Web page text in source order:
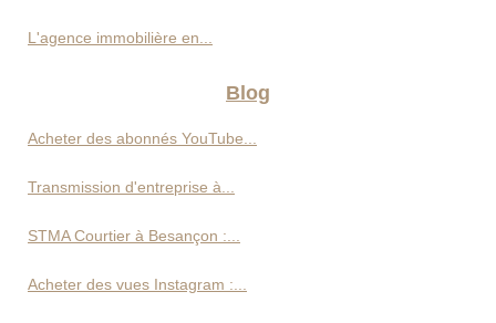
L'agence immobilière en...
Blog
Acheter des abonnés YouTube...
Transmission d'entreprise à...
STMA Courtier à Besançon :...
Acheter des vues Instagram :...